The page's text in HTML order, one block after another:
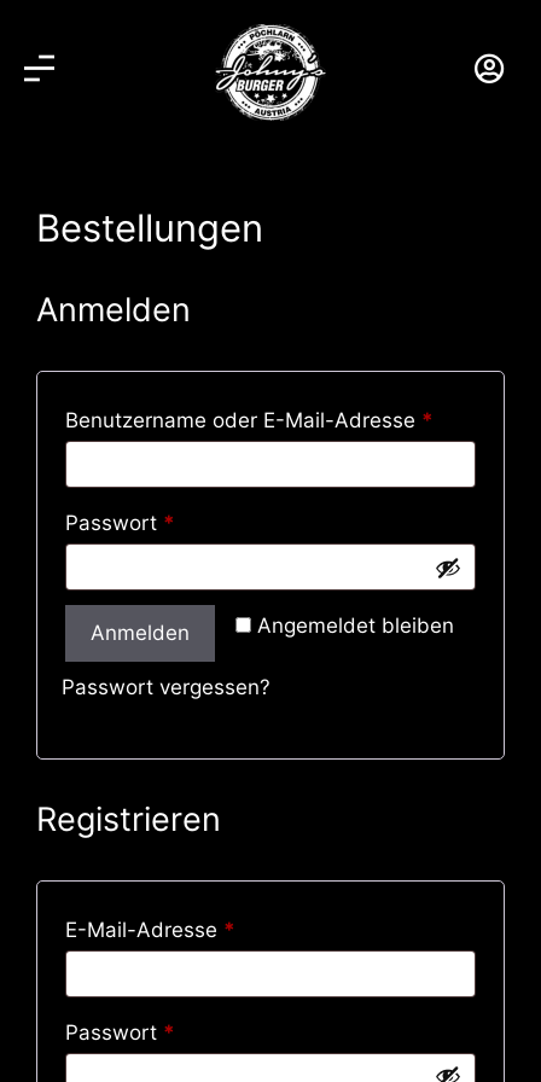
Bestellungen
Anmelden
Benutzername oder E-Mail-Adresse *
Passwort *
Angemeldet bleiben
Anmelden
Passwort vergessen?
Registrieren
E-Mail-Adresse *
Passwort *